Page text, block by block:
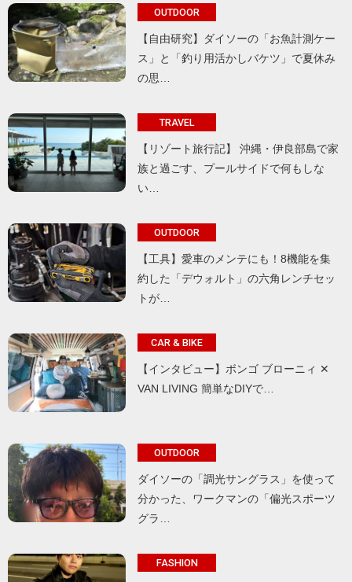
OUTDOOR
【自由研究】ダイソーの「お魚計測ケー
ス」と「釣り用活かしバケツ」で夏休み
の思…
TRAVEL
【リゾート旅行記】 沖縄・伊良部島で家
族と過ごす、プールサイドで何もしな
い…
OUTDOOR
【工具】愛車のメンテにも！8機能を集
約した「デウォルト」の六角レンチセッ
トが…
CAR & BIKE
【インタビュー】ボンゴ ブローニィ ✕
VAN LIVING 簡単なDIYで…
OUTDOOR
ダイソーの「調光サングラス」を使って
分かった、ワークマンの「偏光スポーツ
グラ…
FASHION